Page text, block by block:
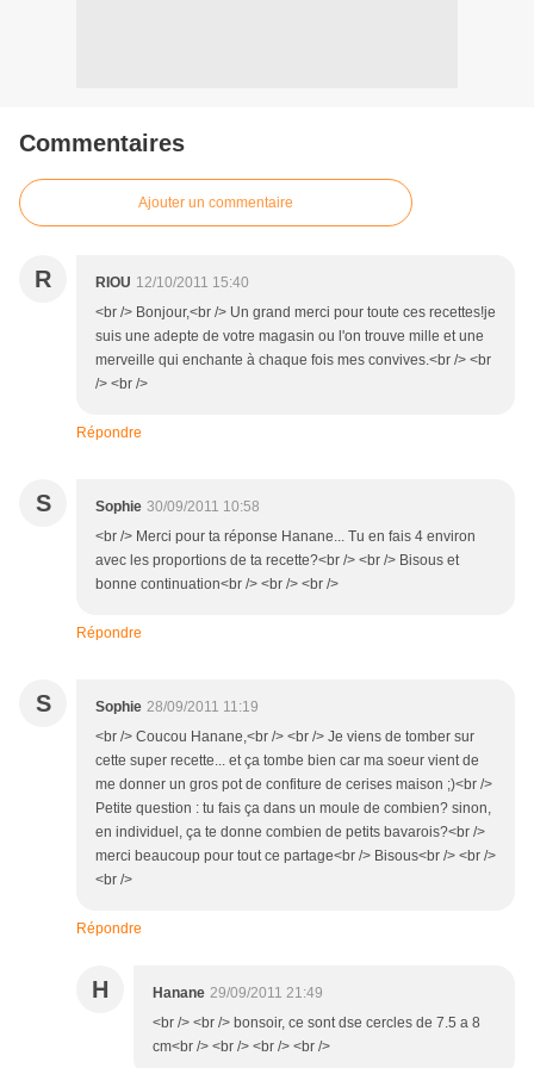
Commentaires
Ajouter un commentaire
R RIOU 12/10/2011 15:40
<br /> Bonjour,<br /> Un grand merci pour toute ces recettes!je
suis une adepte de votre magasin ou l'on trouve mille et une
merveille qui enchante à chaque fois mes convives.<br /> <br
/> <br />
Répondre
S Sophie 30/09/2011 10:58
<br /> Merci pour ta réponse Hanane... Tu en fais 4 environ
avec les proportions de ta recette?<br /> <br /> Bisous et
bonne continuation<br /> <br /> <br />
Répondre
S Sophie 28/09/2011 11:19
<br /> Coucou Hanane,<br /> <br /> Je viens de tomber sur
cette super recette... et ça tombe bien car ma soeur vient de
me donner un gros pot de confiture de cerises maison ;)<br />
Petite question : tu fais ça dans un moule de combien? sinon,
en individuel, ça te donne combien de petits bavarois?<br />
merci beaucoup pour tout ce partage<br /> Bisous<br /> <br />
<br />
Répondre
H Hanane 29/09/2011 21:49
<br /> <br /> bonsoir, ce sont dse cercles de 7.5 a 8
cm<br /> <br /> <br /> <br />